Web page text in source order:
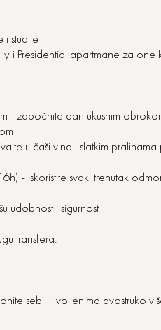
i studije
i Presidential apartmane za one
- započnite dan ukusnim
u čaši vina i slatkim pralinama
- iskoristite svaki trenutak
udobnost i sigurnost
transfera:
sebi ili voljenima dvostruko